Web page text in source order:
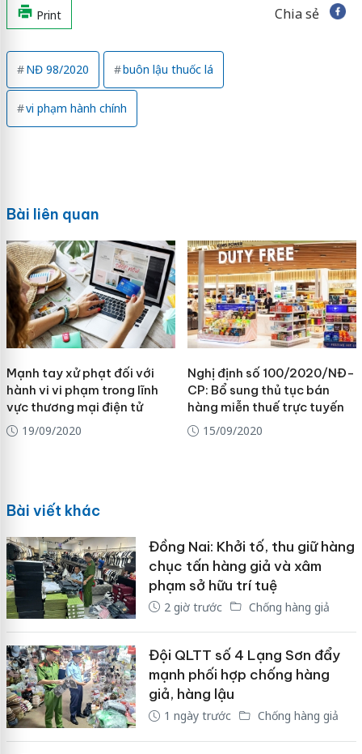
Print Chia sẻ
NĐ 98/2020 buôn lậu thuốc lá
vi phạm hành chính
Bài liên quan
Mạnh tay xử phạt đối với
hành vi vi phạm trong lĩnh
vực thương mại điện tử
19/09/2020
Nghị định số 100/2020/NĐ-
CP: Bổ sung thủ tục bán
hàng miễn thuế trực tuyến
15/09/2020
Bài viết khác
Đồng Nai: Khởi tố, thu giữ hàng
chục tấn hàng giả và xâm
phạm sở hữu trí tuệ
2 giờ trước Chống hàng giả
Đội QLTT số 4 Lạng Sơn đẩy
mạnh phối hợp chống hàng
giả, hàng lậu
1 ngày trước Chống hàng giả